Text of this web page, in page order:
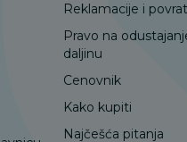
Reklamacije i
Pravo na
daljinu
Cenovnik
Kako kupiti
Najčešća pitanja